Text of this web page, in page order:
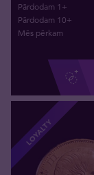
Pārdodam 1+
Pārdodam 10+
Mēs pērkam
LOYALTY